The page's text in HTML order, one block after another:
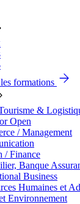
formations
&
Open
/ Management
/ Finance
Banque
Business
Humaines et
Environnement